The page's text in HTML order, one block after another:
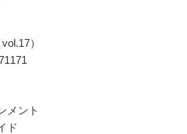
）
メント
ド